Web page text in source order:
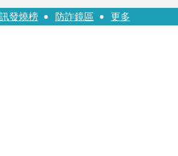
：不計前嫌的真愛
發燒榜 防詐鏡區 更多